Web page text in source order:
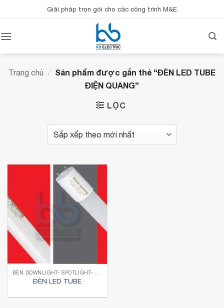
qua
dung
Giải pháp trọn gói cho các công trình M&E
Trang chủ / Sản phẩm được gắn thẻ “ĐÈN LED TUBE
ĐIỆN QUANG”
LỌC
ĐÈN LED TUBE